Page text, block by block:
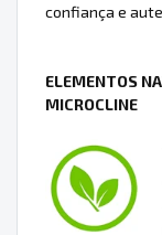
confiança e
ELEMENTOS
MICROCLINE